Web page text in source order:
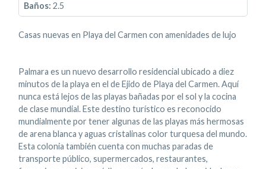
Baños: 2.5
Casas nuevas en Playa del Carmen con amenidades de lujo
Palmara es un nuevo desarrollo residencial ubicado a diez
minutos de la playa en el de Ejido de Playa del Carmen. Aquí
nunca está lejos de las playas bañadas por el sol y la cocina
de clase mundial. Este destino turístico es reconocido
mundialmente por tener algunas de las playas más hermosas
de arena blanca y aguas cristalinas color turquesa del mundo.
Esta colonia también cuenta con muchas paradas de
transporte público, supermercados, restaurantes,